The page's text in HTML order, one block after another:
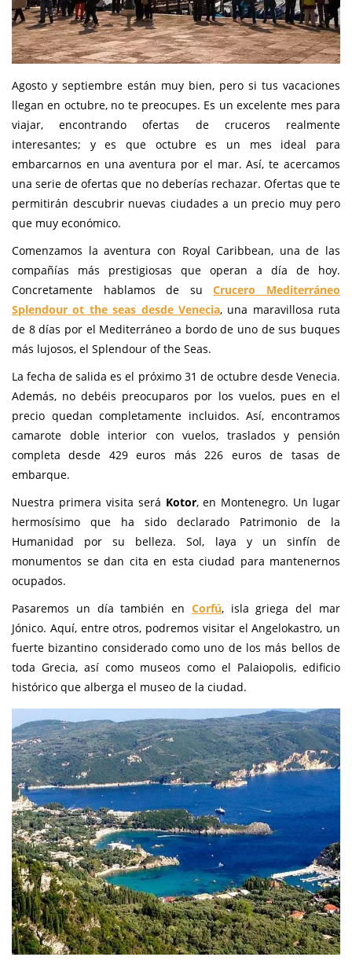
Agosto y septiembre están muy bien, pero si tus vacaciones
llegan en octubre, no te preocupes. Es un excelente mes para
viajar, encontrando ofertas de cruceros realmente
interesantes; y es que octubre es un mes ideal para
embarcarnos en una aventura por el mar. Así, te acercamos
una serie de ofertas que no deberías rechazar. Ofertas que te
permitirán descubrir nuevas ciudades a un precio muy pero
que muy económico.
Comenzamos la aventura con Royal Caribbean, una de las
compañías más prestigiosas que operan a día de hoy.
Concretamente hablamos de suCrucero Mediterráneo
Splendour ot the seas desde Venecia, una maravillosa ruta
de 8 días por el Mediterráneo a bordo de uno de sus buques
más lujosos, el Splendour of the Seas.
La fecha de salida es el próximo 31 de octubre desde Venecia.
Además, no debéis preocuparos por los vuelos, pues en el
precio quedan completamente incluidos. Así, encontramos
camarote doble interior con vuelos, traslados y pensión
completa desde 429 euros más 226 euros de tasas de
embarque.
Nuestra primera visita será Kotor, en Montenegro. Un lugar
hermosísimo que ha sido declarado Patrimonio de la
Humanidad por su belleza. Sol, laya y un sinfín de
monumentos se dan cita en esta ciudad para mantenernos
ocupados.
Pasaremos un día también en Corfú, isla griega del mar
Jónico. Aquí, entre otros, podremos visitar el Angelokastro, un
fuerte bizantino considerado como uno de los más bellos de
toda Grecia, así como museos como el Palaiopolis, edificio
histórico que alberga el museo de la ciudad.